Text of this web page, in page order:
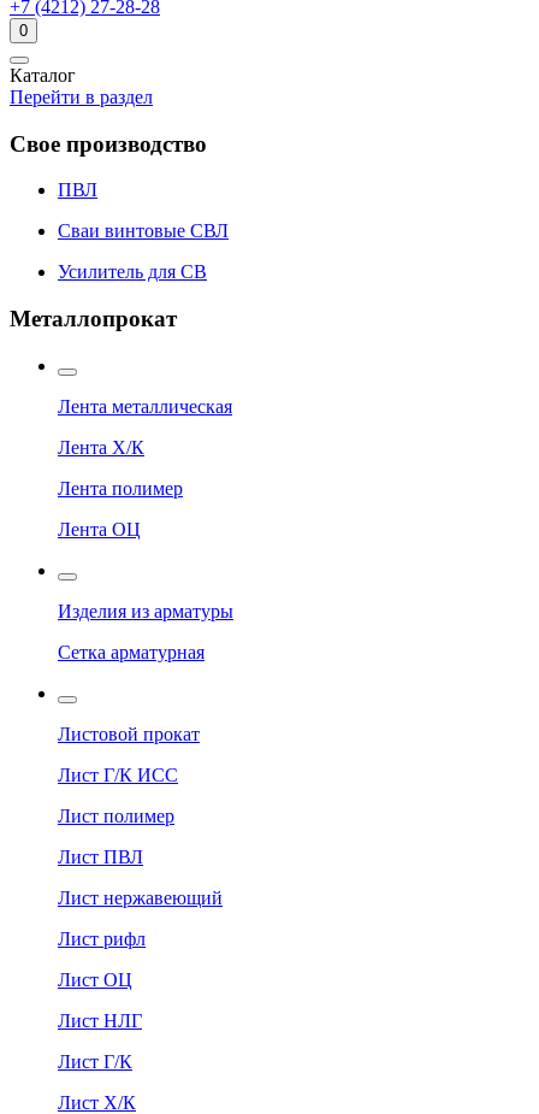
+7 (4212) 27-28-28
0
Каталог
Перейти в раздел
Свое производство
ПВЛ
Сваи винтовые СВЛ
Усилитель для СВ
Металлопрокат
Лента металлическая
Лента Х/К
Лента полимер
Лента ОЦ
Изделия из арматуры
Сетка арматурная
Листовой прокат
Лист Г/К ИСС
Лист полимер
Лист ПВЛ
Лист нержавеющий
Лист рифл
Лист ОЦ
Лист НЛГ
Лист Г/К
Лист Х/К